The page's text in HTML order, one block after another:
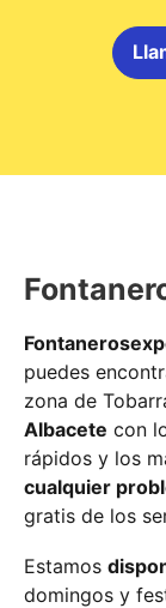
puedes
zona de
Albacete con
rápidos y los
cualquier
gratis de los
Estamos
domingos y